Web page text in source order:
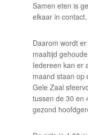
Samen eten is
elkaar in contact.
Daarom wordt
maaltijd
Iedereen kan er
maand staan op
Gele Zaal
tussen de 30 en
gezond